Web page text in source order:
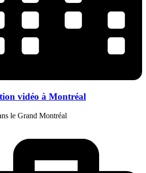
vidéo à Montréal
le Grand Montréal